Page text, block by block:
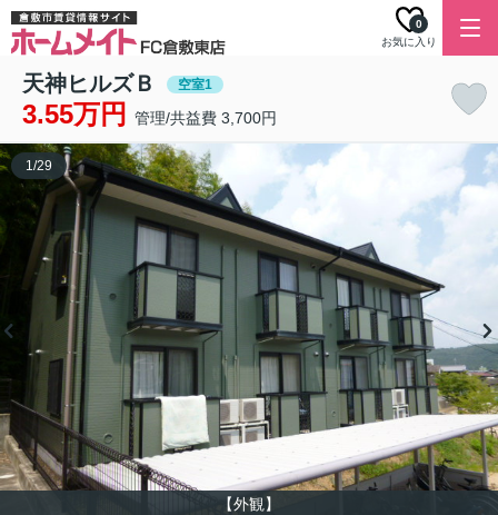
お気に入り
0
天神ヒルズＢ 空室1
3.55万円 管理/共益費 3,700円
【外観】
1/29